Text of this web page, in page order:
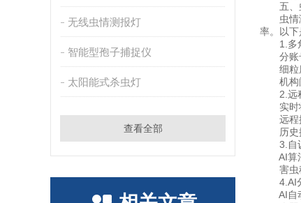
无线虫情测报灯
智能型孢子捕捉仪
太阳能式杀虫灯
查看全部
五、虫
虫情测
率。以下
1.多角
分账号
细粒度
机构间
2.远程
实时状
远程控
历史操
3.自训
AI算法
害虫种
4.AI分
AI自动